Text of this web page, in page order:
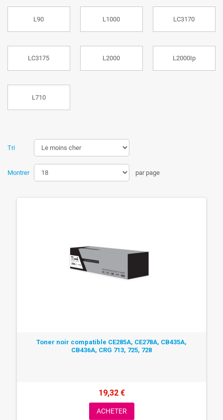
L90 L1000 LC3170
LC3175 L2000 L2000Ip
L710
Tri
Montrer par page
Toner noir compatible CE285A, CE278A, CB435A,
CB436A, CRG 713, 725, 728
19,32 €
ACHETER